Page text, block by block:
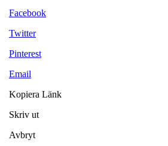
Facebook
Twitter
Pinterest
Email
Kopiera Länk
Skriv ut
Avbryt